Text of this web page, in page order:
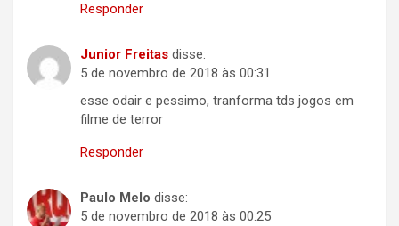
Responder
Junior Freitas disse:
5 de novembro de 2018 às 00:31
esse odair e pessimo, tranforma tds jogos em
filme de terror
Responder
Paulo Melo disse:
5 de novembro de 2018 às 00:25